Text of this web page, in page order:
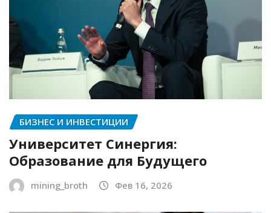
БИЗНЕС И ИНВЕСТИЦИИ
Университет Синергия:
Образование для Будущего
mining_broth Фев 16, 2026